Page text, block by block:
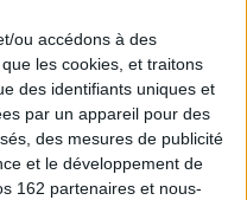
ou accédons à des
les cookies, et traitons
des identifiants uniques et
par un appareil pour des
des mesures de publicité
et le développement de
162 partenaires et nous-
!
Arts